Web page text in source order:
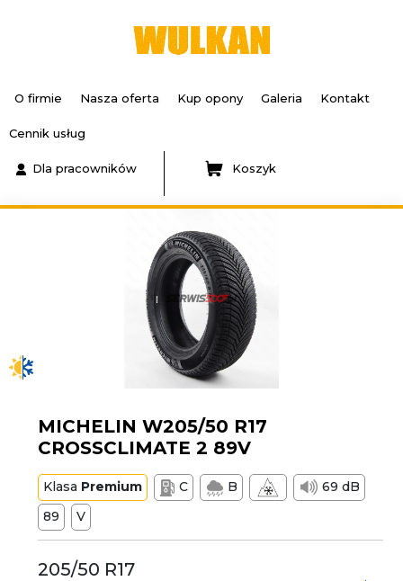
O firmie Nasza oferta Kup opony Galeria Kontakt
Cennik usług
Dla pracowników Koszyk
MICHELIN W205/50 R17
CROSSCLIMATE 2 89V
Klasa Premium C B
69 dB
89
V
205/50 R17